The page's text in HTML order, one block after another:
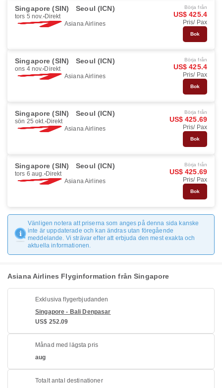
Singapore (SIN) Seoul (ICN)
tors 5 nov. Direkt
Asiana Airlines
Börja från
US$ 425.4
Pris/ Pax
Bok
Singapore (SIN) Seoul (ICN)
ons 4 nov. Direkt
Asiana Airlines
Börja från
US$ 425.4
Pris/ Pax
Bok
Singapore (SIN) Seoul (ICN)
sön 25 okt. Direkt
Asiana Airlines
Börja från
US$ 425.69
Pris/ Pax
Bok
Singapore (SIN) Seoul (ICN)
tors 6 aug. Direkt
Asiana Airlines
Börja från
US$ 425.69
Pris/ Pax
Bok
Vänligen notera att priserna som anges på denna sida kanske
inte är uppdaterade och kan ändras utan föregående
meddelande. Vi strävar efter att erbjuda den mest exakta och
aktuella informationen.
Asiana Airlines Flyginformation från Singapore
Exklusiva flygerbjudanden
Singapore - Bali Denpasar
US$ 252.09
Månad med lägsta pris
aug
Totalt antal destinationer